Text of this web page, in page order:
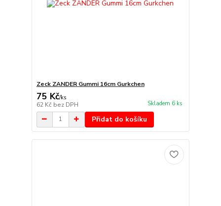
Zeck ZANDER Gummi 16cm Gurkchen
75 Kč/ks
62 Kč bez DPH Skladem 6 ks
Přidat do košíku